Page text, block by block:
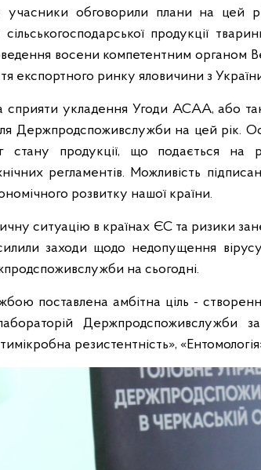
учасники обговорили плани на цей
продукції
восени компетентним органом
експортного ринку яловичини з
сприяти укладення Угоди АСАА, або
Держпродспоживслужби на цей рік.
стану продукції, що подається на
регламентів. Можливість
розвитку нашої країни.
ситуацію в країнах ЄС та ризики
заходи щодо недопущення
на сьогодні.
поставлена амбітна ціль -
Держпродспоживслужби
резистентність»,